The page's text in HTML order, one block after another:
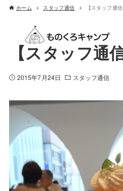
ホーム スタッフ通信 【スタッフ通
【スタッフ通
2015年7月24日 スタッフ通信